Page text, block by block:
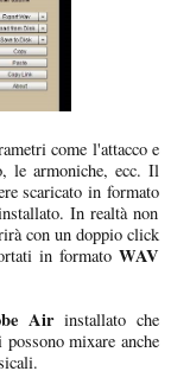
come l'attacco e
le armoniche, ecc. Il
scaricato in formato
In realtà non
con un doppio click
in formato WAV
Airinstallato che
possono mixare anche